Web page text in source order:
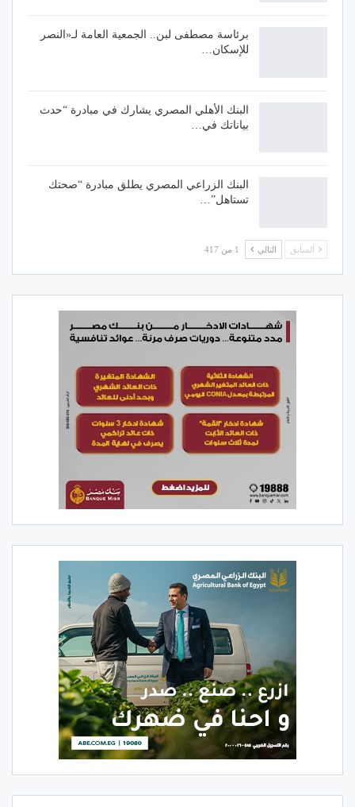
برئاسة مصطفى لبن.. الجمعية العامة لـ«النصر
للإسكان…
البنك الأهلي المصري يشارك في مبادرة “حدث
بياناتك في…
البنك الزراعي المصري يطلق مبادرة “صحتك
تستاهل”…
السابق التالي 1 من 417